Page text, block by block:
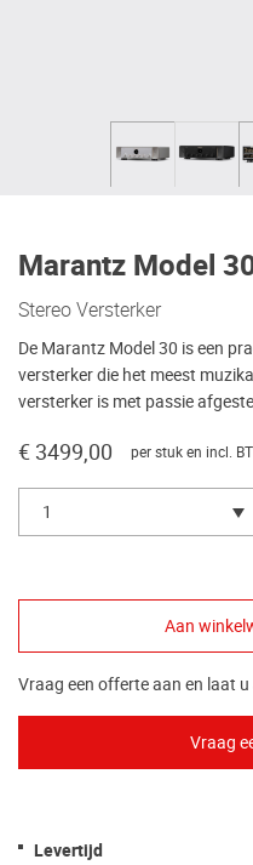
Marantz Model
Stereo Versterker
De Marantz Model 30 is een
versterker die het meest
versterker is met passie
€ 3499,00 per stuk en incl.
1
Vraag een offerte aan en laat
Levertijd